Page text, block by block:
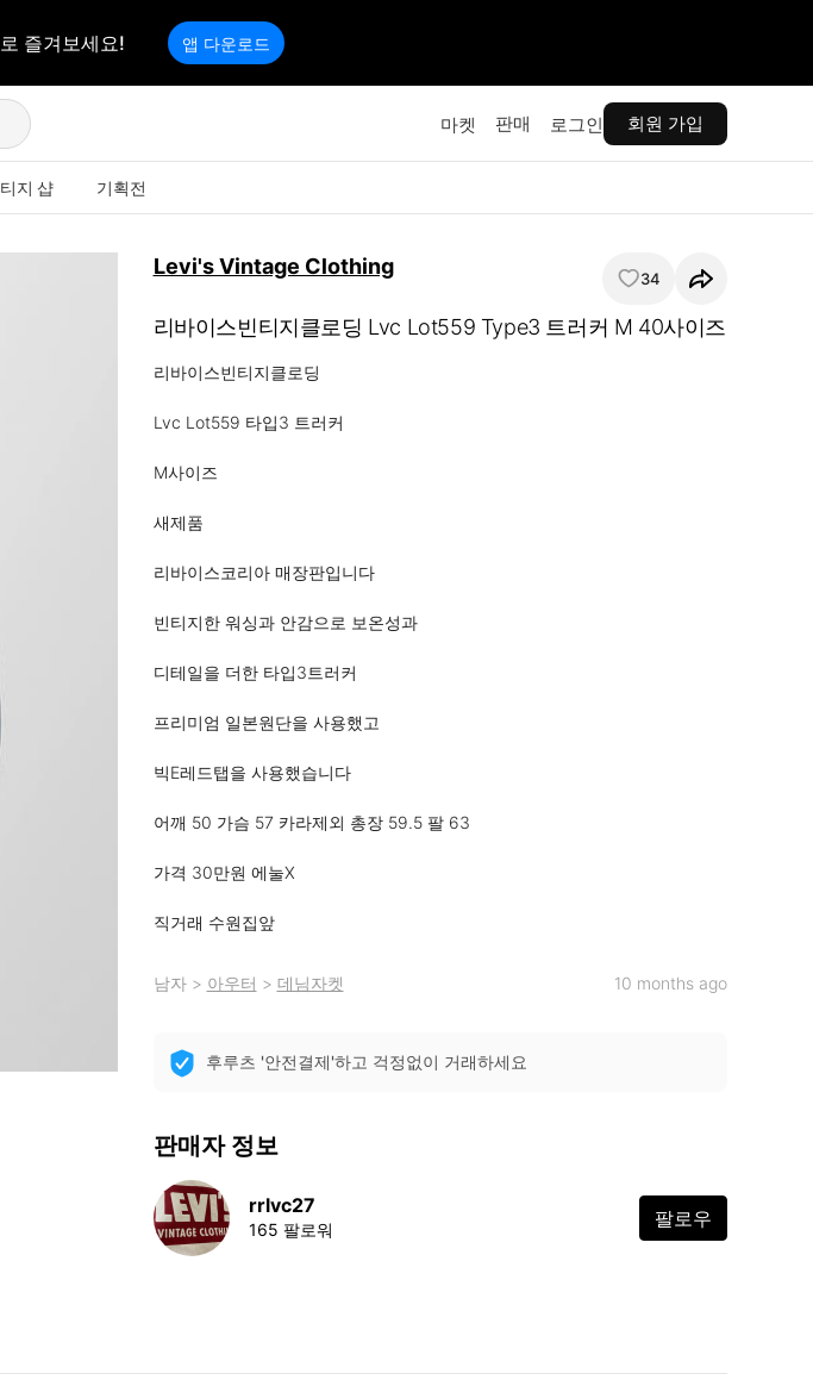
즐겨보세요! 앱 다운로드
마켓 판매 로그인 회원 가입
지 샵 기획전
Levi's Vintage Clothing 34
리바이스빈티지클로딩 Lvc Lot559 Type3 트러커 M 40사이즈
리바이스빈티지클로딩
Lvc Lot559 타입3 트러커
M사이즈
새제품
리바이스코리아 매장판입니다
빈티지한 워싱과 안감으로 보온성과
디테일을 더한 타입3트러커
프리미엄 일본원단을 사용했고
빅E레드탭을 사용했습니다
어깨 50 가슴 57 카라제외 총장 59.5 팔 63
가격 30만원 에눌X
직거래 수원집앞
남자> 아우터 > 데님자켓 10 months ago
후루츠 '안전결제'하고 걱정없이 거래하세요
판매자 정보
rrlvc27
165 팔로워 팔로우